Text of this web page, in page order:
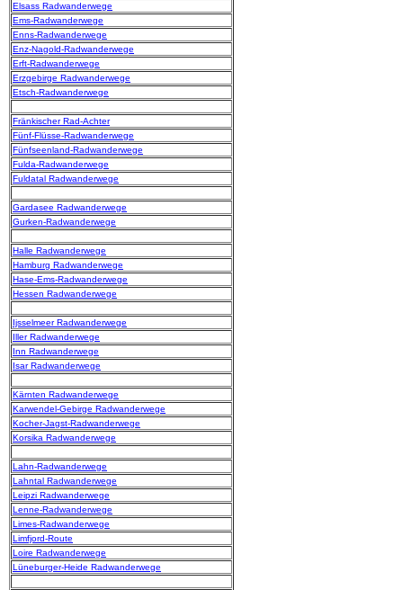
Elsass Radwanderwege
Ems-Radwanderwege
Enns-Radwanderwege
Enz-Nagold-Radwanderwege
Erft-Radwanderwege
Erzgebirge Radwanderwege
Etsch-Radwanderwege
Fränkischer Rad-Achter
Fünf-Flüsse-Radwanderwege
Fünfseenland-Radwanderwege
Fulda-Radwanderwege
Fuldatal Radwanderwege
Gardasee Radwanderwege
Gurken-Radwanderwege
Halle Radwanderwege
Hamburg Radwanderwege
Hase-Ems-Radwanderwege
Hessen Radwanderwege
Ijsselmeer Radwanderwege
Iller Radwanderwege
Inn Radwanderwege
Isar Radwanderwege
Kärnten Radwanderwege
Karwendel-Gebirge Radwanderwege
Kocher-Jagst-Radwanderwege
Korsika Radwanderwege
Lahn-Radwanderwege
Lahntal Radwanderwege
Leipzi Radwanderwege
Lenne-Radwanderwege
Limes-Radwanderwege
Limfjord-Route
Loire Radwanderwege
Lüneburger-Heide Radwanderwege